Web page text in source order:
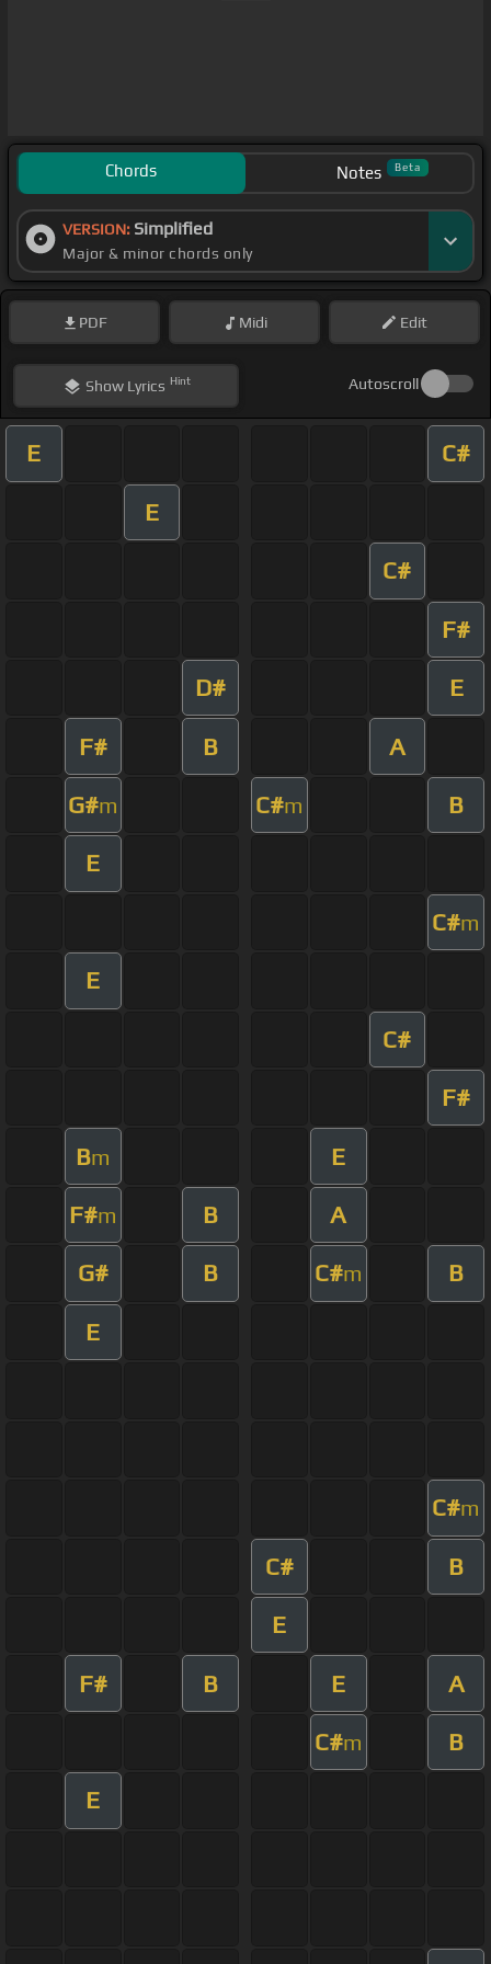
Chords Notes Beta
VERSION: Simplified
Major & minor chords only
PDF Midi Edit
ShowLyrics Hint Autoscroll
E C#
E
C#
F#
D# E
F# B A
G#m C#m B
E
C#m
E
C#
F#
Bm E
F#m B A
G# B C#m B
E
C#m
C# B
E
F# B E A
C#m B
E